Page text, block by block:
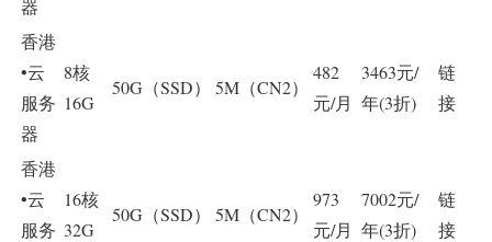
器
香港
•云
服务
器
8核
16G
50G（SSD） 5M（CN2）
482
元/月
3463元/
年(3折)
链
接
香港
•云
服务
16核
32G
50G（SSD） 5M（CN2）
973
元/月
7002元/
年(3折)
链
接